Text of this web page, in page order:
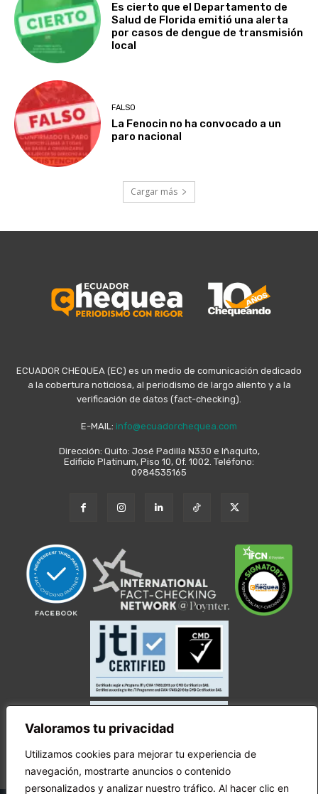
Valoramos tu privacidad
Utilizamos cookies para mejorar tu experiencia de
navegación, mostrarte anuncios o contenido
personalizados y analizar nuestro tráfico. Al hacer clic en
Es cierto que el Departamento de
Salud de Florida emitió una alerta
por casos de dengue de transmisión
local
FALSO
La Fenocin no ha convocado a un
paro nacional
Cargar más
ECUADOR CHEQUEA (EC) es un medio de comunicación dedicado
a la cobertura noticiosa, al periodismo de largo aliento y a la
verificación de datos (fact-checking).
E-MAIL: info@ecuadorchequea.com
Dirección: Quito: José Padilla N330 e Iñaquito,
Edificio Platinum, Piso 10, Of. 1002. Teléfono:
0984535165